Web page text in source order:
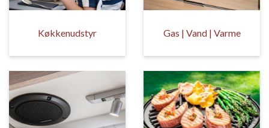
Køkkenudstyr Gas | Vand | Varme